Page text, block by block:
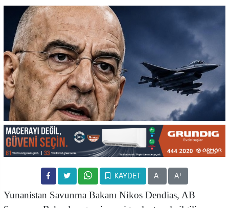
KAYDET A- A+
Yunanistan Savunma Bakanı Nikos Dendias, AB